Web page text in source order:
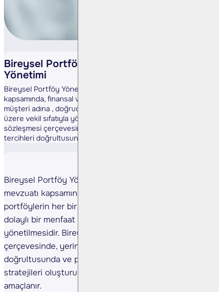
Bireysel Portföy
Yönetimi
Bireysel Portföy Yönetimi, sermaye piyasası mevzuatı
kapsamında, finansal varlıklardan oluşan portföylerin her bir
müşteri adına , doğrudan veya dolaylı bir menfaat sağlamak
üzere vekil sıfatıyla yönetilmesidir. Bireysel portföy yönetim
sözleşmesi çerçevesinde, yerindelik testleri, risk-getiri
tercihleri doğrultusunda ...
Bireysel Portföy Yönetimi, sermaye piyasası
mevzuatı kapsamında, finansal varlıklardan oluşan
portföylerin her bir müşteri adına , doğrudan veya
dolaylı bir menfaat sağlamak üzere vekil sıfatıyla
yönetilmesidir. Bireysel portföy yönetim sözleşmesi
çerçevesinde, yerindelik testleri, risk-getiri tercihleri
doğrultusunda ve piyasa koşullarına uygun yatırım
stratejileri oluşturularak portföylerin yönetilmesi
amaçlanır.